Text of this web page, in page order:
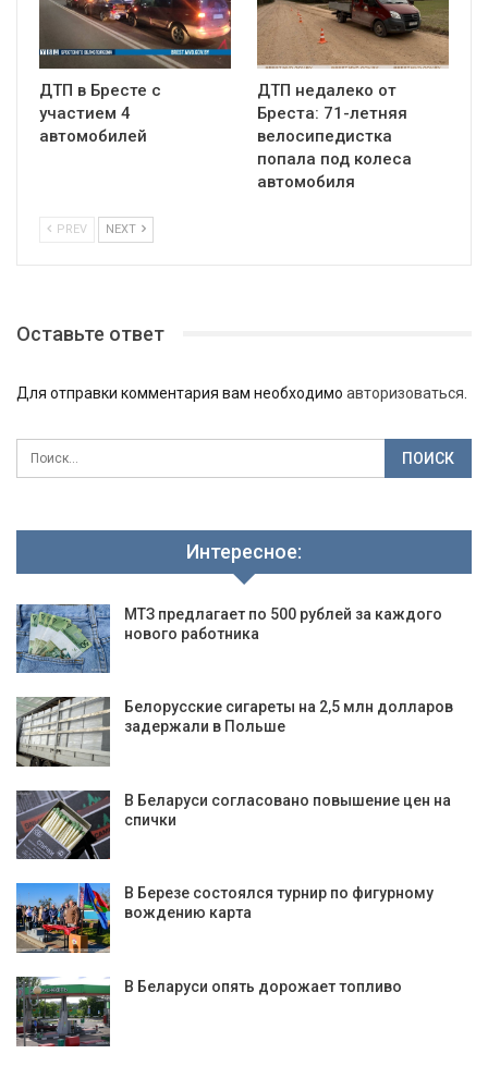
ДТП в Бресте с
участием 4
автомобилей
ДТП недалеко от
Бреста: 71-летняя
велосипедистка
попала под колеса
автомобиля
PREV NEXT
Оставьте ответ
Для отправки комментария вам необходимо авторизоваться
Интересное:
МТЗ предлагает по 500 рублей за каждого
нового работника
Белорусские сигареты на 2,5 млн долларов
задержали в Польше
В Беларуси согласовано повышение цен на
спички
В Березе состоялся турнир по фигурному
вождению карта
В Беларуси опять дорожает топливо